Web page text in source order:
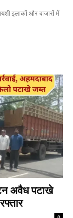
इलाकों और बाजारों में
अवैध पटाखे